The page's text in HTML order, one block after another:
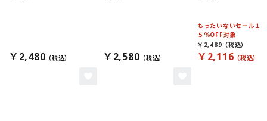
￥2,480 ￥2,580
もったいないセール１
５％OFF対象
￥2,116
￥2,489